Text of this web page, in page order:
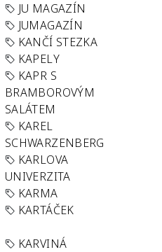
JU MAGAZÍN
JUMAGAZÍN
KANČÍ STEZKA
KAPELY
KAPR S
BRAMBOROVÝM
SALÁTEM
KAREL
SCHWARZENBERG
KARLOVA
UNIVERZITA
KARMA
KARTÁČEK
KARVINÁ